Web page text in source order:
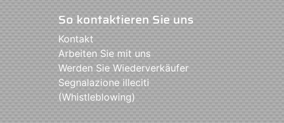
So kontaktieren Sie uns
Kontakt
Arbeiten Sie mit uns
Werden Sie Wiederverkäufer
Segnalazione illeciti
(Whistleblowing)